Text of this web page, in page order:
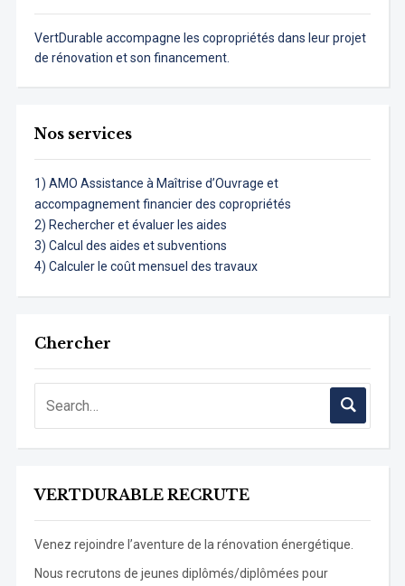
VertDurable accompagne les copropriétés dans leur projet
de rénovation et son financement.
Nos services
1) AMO Assistance à Maîtrise d’Ouvrage et
accompagnement financier des copropriétés
2) Rechercher et évaluer les aides
3) Calcul des aides et subventions
4) Calculer le coût mensuel des travaux
Chercher
VERTDURABLE RECRUTE
Venez rejoindre l’aventure de la rénovation énergétique.
Nous recrutons de jeunes diplômés/diplômées pour